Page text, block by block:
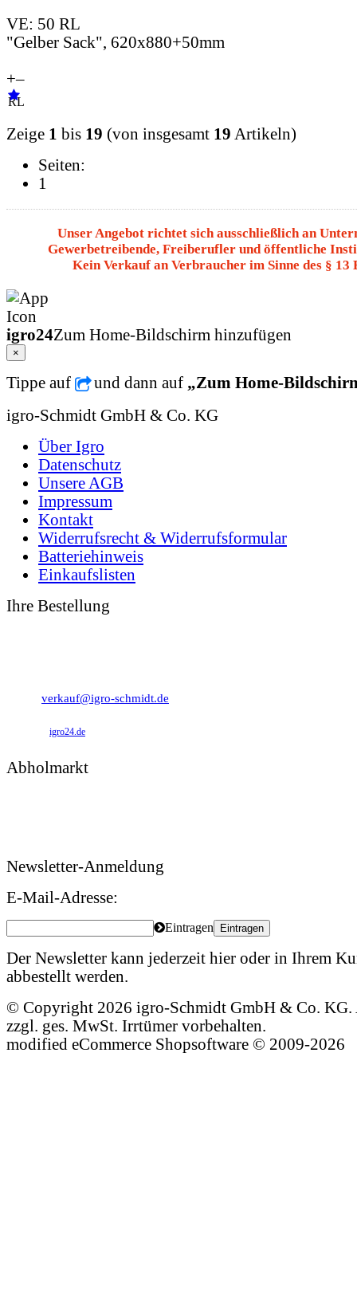
VE: 50 RL
"Gelber Sack", 620x880+50mm
+–
RL
Zeige 1 bis 19 (von insgesamt 19 Artikeln)
Seiten:
1
Unser Angebot richtet sich ausschließlich an
Gewerbetreibende, Freiberufler und öffentliche
Kein Verkauf an Verbraucher im Sinne des § 13
igro24Zum Home-Bildschirm hinzufügen
×
Tippe auf und dann auf „Zum Home-
igro-Schmidt GmbH & Co. KG
Über Igro
Datenschutz
Unsere AGB
Impressum
Kontakt
Widerrufsrecht & Widerrufsformular
Batteriehinweis
Einkaufslisten
Ihre Bestellung
verkauf@igro-schmidt.de
igro24.de
Abholmarkt
Newsletter-Anmeldung
E-Mail-Adresse:
Eintragen Eintragen
Der Newsletter kann jederzeit hier oder in Ihrem
abbestellt werden.
© Copyright 2026 igro-Schmidt GmbH & Co. KG.
zzgl. ges. MwSt. Irrtümer vorbehalten.
modified eCommerce Shopsoftware © 2009-2026